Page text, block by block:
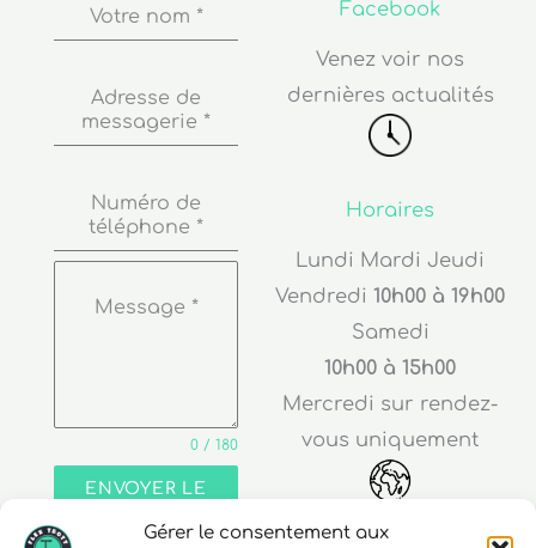
Gérer le consentement aux
Votre nom *
Adresse de
messagerie *
Numéro de
téléphone *
Message *
0 / 180
ENVOYER LE
Facebook
Venez voir nos
dernières actualités
Horaires
Lundi Mardi Jeudi
Vendredi 10h00 à 19h00
Samedi
10h00 à 15h00
Mercredi sur rendez-
vous uniquement